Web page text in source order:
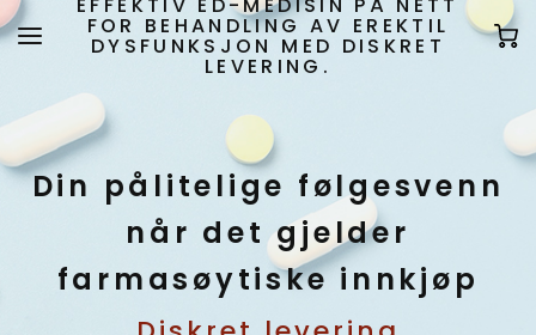
FOR BEHANDLING AV EREKTIL
DYSFUNKSJON MED DISKRET
LEVERING.
Din pålitelige følgesvenn
når det gjelder
farmasøytiske innkjøp